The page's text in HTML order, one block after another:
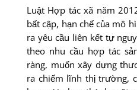
Luật Hợp tác xã năm
bất cập, hạn chế của mô
ra yêu cầu liên kết tự
theo nhu cầu hợp tác
ràng, muốn xây dựng
ra chiếm lĩnh thị trường,